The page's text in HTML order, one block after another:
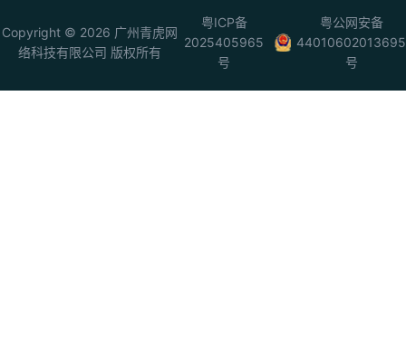
Copyright © 2026 广州青虎网
络科技有限公司 版权所有
粤ICP备
2025405965
号
粤公网安备
44010602013695
号